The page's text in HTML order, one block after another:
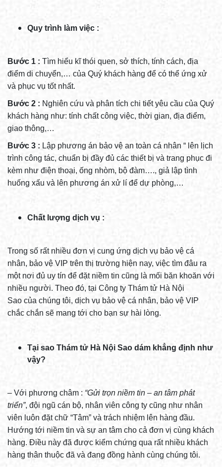
Quy trình làm việc :
Bước 1 : Tìm hiểu kĩ thói quen, sở thích, tính cách, địa
điểm di chuyển,… của Quý khách hàng để có thể ứng xử
và phục vụ tốt nhất.
Bước 2 : Nghiên cứu và phân tích chi tiết yêu cầu của Quý
khách hàng như: tính chất công việc, thời gian, địa điểm,
giao thông,…
Bước 3 : Lập phương án bảo vệ an toàn cá nhân “ lên lịch
trình công tác, chuẩn bị đầy đủ các thiết bị và trang phục đi
kèm như điện thoại, ống nhòm, bộ đàm…., giả lập tình
huống xấu và lên phương án xử lí để dự phòng,…
Chất lượng dịch vụ :
Trong số rất nhiều đơn vị cung ứng dịch vụ bảo vệ cá
nhân, bảo vệ VIP trên thị trường hiện nay, việc tìm đâu ra
một nơi đủ uy tín để đặt niềm tin cũng là mối băn khoăn với
nhiều người. Theo đó, tại Công ty Thám tử Hà Nội
Sao của chúng tôi, dịch vụ bảo vệ cá nhân, bảo vệ VIP
chắc chắn sẽ mang tới cho bạn sự hài lòng.
Tại sao Thám tử Hà Nội Sao dám khẳng định như
vậy?
– Với phương châm : “Gửi trọn niềm tin – an tâm phát
triển”, đội ngũ cán bộ, nhân viên công ty cũng như nhân
viên luôn đặt chữ “Tâm” và trách nhiệm lên hàng đầu.
Hướng tới niềm tin và sự an tâm cho cả đơn vị cùng khách
hàng. Điều này đã được kiểm chứng qua rất nhiều khách
hàng thân thuộc đã và đang đồng hành cùng chúng tôi.